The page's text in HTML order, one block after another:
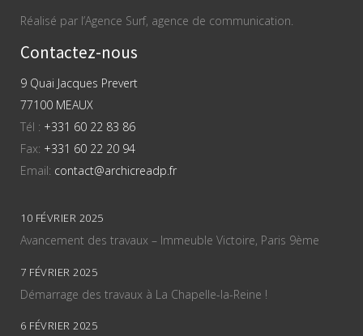
Réalisé par l’Agence Surf, agence de communication.
Contactez-nous
9 Quai Jacques Prevert
77100 MEAUX
Tél : +331 60 22 83 86
Fax: +331 60 22 20 94
Email: contact@archicreadp.fr
10 FÉVRIER 2025
Avancement des travaux – Immeuble Victoire, Paris 9ème
7 FÉVRIER 2025
Démarrage des travaux à La Chapelle-la-Reine !
6 FÉVRIER 2025